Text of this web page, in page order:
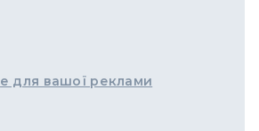
для вашої реклами